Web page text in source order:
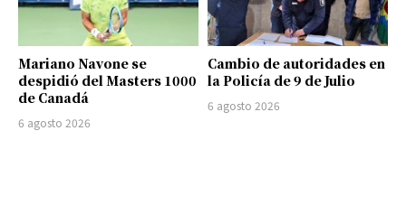
Mariano Navone se
despidió del Masters 1000
de Canadá
6 agosto 2026
Cambio de autoridades en
la Policía de 9 de Julio
6 agosto 2026